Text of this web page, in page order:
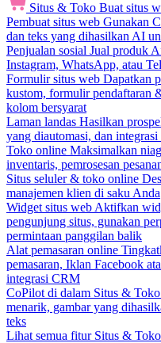
Situs & Toko Buat situs
Pembuat situs web Gunakan
dan teks yang dihasilkan AI
Penjualan sosial Jual produk
Instagram, WhatsApp, atau
Formulir situs web Dapatkan
kustom, formulir pendaftaran
kolom bersyarat
Laman landas Hasilkan
yang diautomasi, dan
Toko online Maksimalkan
inventaris, pemrosesan
Situs seluler & toko online
manajemen klien di saku Anda
Widget situs web Aktifkan
pengunjung situs, gunakan
permintaan panggilan balik
Alat pemasaran online
pemasaran, Iklan Facebook
integrasi CRM
CoPilot di dalam Situs & Toko
menarik, gambar yang
teks
Lihat semua fitur Situs & Toko